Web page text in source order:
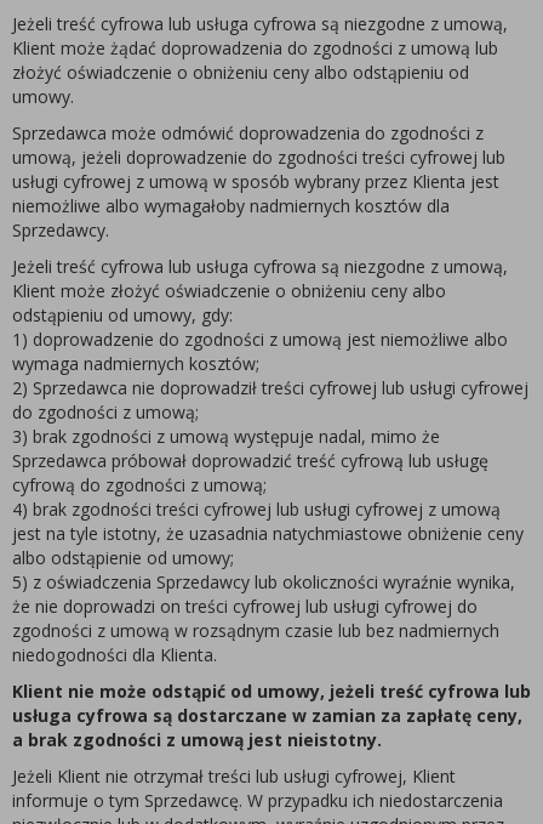
Jeżeli treść cyfrowa lub usługa cyfrowa są niezgodne z umową,
Klient może żądać doprowadzenia do zgodności z umową lub
złożyć oświadczenie o obniżeniu ceny albo odstąpieniu od
umowy.
Sprzedawca może odmówić doprowadzenia do zgodności z
umową, jeżeli doprowadzenie do zgodności treści cyfrowej lub
usługi cyfrowej z umową w sposób wybrany przez Klienta jest
niemożliwe albo wymagałoby nadmiernych kosztów dla
Sprzedawcy.
Jeżeli treść cyfrowa lub usługa cyfrowa są niezgodne z umową,
Klient może złożyć oświadczenie o obniżeniu ceny albo
odstąpieniu od umowy, gdy:
1) doprowadzenie do zgodności z umową jest niemożliwe albo
wymaga nadmiernych kosztów;
2) Sprzedawca nie doprowadził treści cyfrowej lub usługi cyfrowej
do zgodności z umową;
3) brak zgodności z umową występuje nadal, mimo że
Sprzedawca próbował doprowadzić treść cyfrową lub usługę
cyfrową do zgodności z umową;
4) brak zgodności treści cyfrowej lub usługi cyfrowej z umową
jest na tyle istotny, że uzasadnia natychmiastowe obniżenie ceny
albo odstąpienie od umowy;
5) z oświadczenia Sprzedawcy lub okoliczności wyraźnie wynika,
że nie doprowadzi on treści cyfrowej lub usługi cyfrowej do
zgodności z umową w rozsądnym czasie lub bez nadmiernych
niedogodności dla Klienta.
Klient nie może odstąpić od umowy, jeżeli treść cyfrowa lub
usługa cyfrowa są dostarczane w zamian za zapłatę ceny,
a brak zgodności z umową jest nieistotny.
Jeżeli Klient nie otrzymał treści lub usługi cyfrowej, Klient
informuje o tym Sprzedawcę. W przypadku ich niedostarczenia